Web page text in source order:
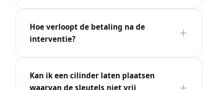
Hoe verloopt de betaling na de
interventie?
Kan ik een cilinder laten plaatsen
waarvan de sleutels niet vrij